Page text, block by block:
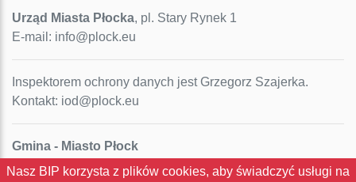
Urząd Miasta Płocka, pl. Stary Rynek 1
E-mail: info@plock.eu
Inspektorem ochrony danych jest Grzegorz Szajerka.
Kontakt: iod@plock.eu
Gmina - Miasto Płock
Pl. Stary Rynek 1
Nasz BIP korzysta z plików cookies, aby świadczyć usługi na